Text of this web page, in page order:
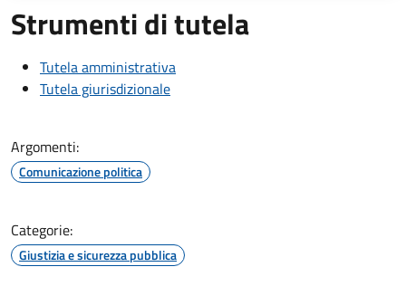
Strumenti di tutela
Tutela amministrativa
Tutela giurisdizionale
Argomenti:
Comunicazione politica
Categorie:
Giustizia e sicurezza pubblica